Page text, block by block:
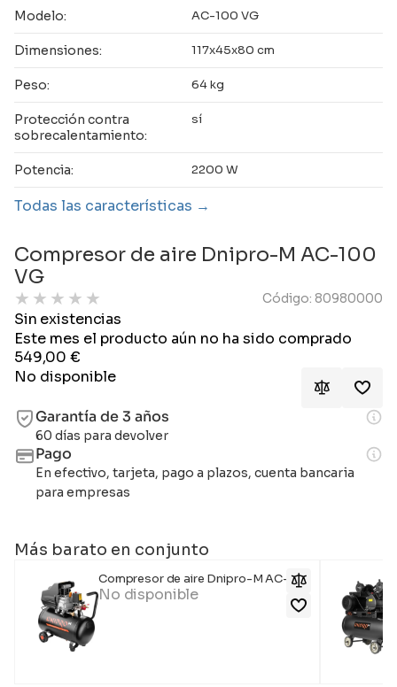
Modelo: AC-100 VG
Dimensiones: 117x45x80 cm
Peso: 64 kg
Protección contra
sobrecalentamiento:
sí
Potencia: 2200 W
Todas las características
Compresor de aire Dnipro-M AC-100
VG
★ ★ ★ ★ ★ Código: 80980000
Sin existencias
Este mes el producto aún no ha sido comprado
549,00€
No disponible
Garantía de 3 años
60 días para devolver
Pago
En efectivo, tarjeta, pago a plazos, cuenta bancaria
para empresas
Más barato en conjunto
Compresor de aire Dnipro-M AC-48
No disponible